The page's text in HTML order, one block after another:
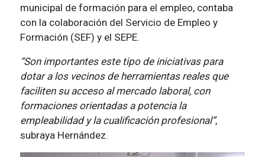
municipal de formación para el empleo, contaba
con la colaboración del Servicio de Empleo y
Formación (SEF) y el SEPE.
“Son importantes este tipo de iniciativas para
dotar a los vecinos de herramientas reales que
faciliten su acceso al mercado laboral, con
formaciones orientadas a potencia la
empleabilidad y la cualificación profesional”,
subraya Hernández.